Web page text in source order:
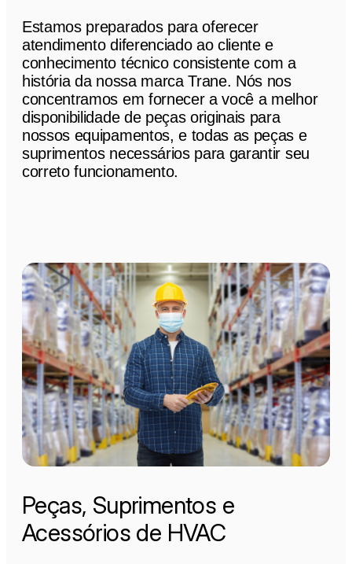
Estamos preparados para oferecer
atendimento diferenciado ao cliente e
conhecimento técnico consistente com a
história da nossa marca Trane. Nós nos
concentramos em fornecer a você a melhor
disponibilidade de peças originais para
nossos equipamentos, e todas as peças e
suprimentos necessários para garantir seu
correto funcionamento.
Peças, Suprimentos e
Acessórios de HVAC